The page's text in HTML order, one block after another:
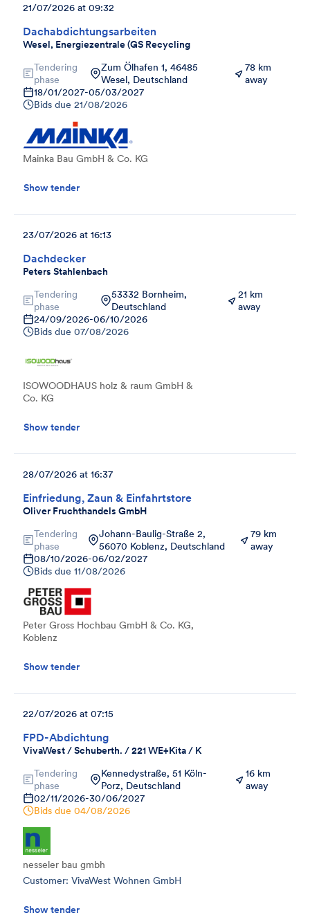
Dachabdichtungsarbeiten
Wesel, Energiezentrale (GS Recycling
21/07/2026 at 09:32
Tendering
phase
Zum Ölhafen 1, 46485
Wesel, Deutschland
78 km
away
18/01/2027-05/03/2027
Bids due 21/08/2026
Mainka Bau GmbH & Co. KG
Show tender
Dachdecker
Peters Stahlenbach
23/07/2026 at 16:13
Tendering
phase
53332 Bornheim,
Deutschland
21 km
away
24/09/2026-06/10/2026
Bids due 07/08/2026
ISOWOODHAUS holz & raum GmbH &
Co. KG
Show tender
Einfriedung, Zaun & Einfahrtstore
Oliver Fruchthandels GmbH
28/07/2026 at 16:37
Tendering
phase
Johann-Baulig-Straße 2,
56070 Koblenz, Deutschland
79 km
away
08/10/2026-06/02/2027
Bids due 11/08/2026
Peter Gross Hochbau GmbH & Co. KG,
Koblenz
Show tender
FPD-Abdichtung
VivaWest / Schuberth. / 221 WE+Kita / K
22/07/2026 at 07:15
Tendering
phase
Kennedystraße, 51 Köln-
Porz, Deutschland
16 km
away
02/11/2026-30/06/2027
Bids due 04/08/2026
nesseler bau gmbh
Customer: VivaWest Wohnen GmbH
Show tender